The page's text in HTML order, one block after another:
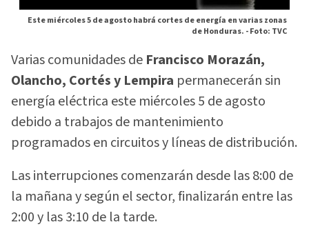
Este miércoles 5 de agosto habrá cortes de energía en varias zonas
de Honduras. -Foto: TVC
Varias comunidades de Francisco Morazán,
Olancho, Cortés y Lempira permanecerán sin
energía eléctrica este miércoles 5 de agosto
debido a trabajos de mantenimiento
programados en circuitos y líneas de distribución.
Las interrupciones comenzarán desde las 8:00 de
la mañana y según el sector, finalizarán entre las
2:00 y las 3:10 de la tarde.